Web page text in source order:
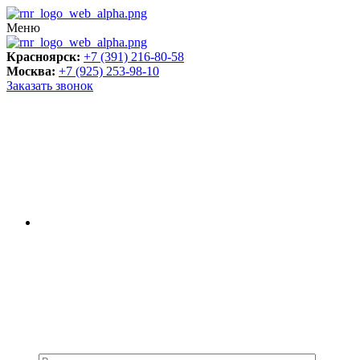
Меню
Красноярск: +7 (391) 216-80-58
Москва: +7 (925) 253-98-10
Заказать звонок